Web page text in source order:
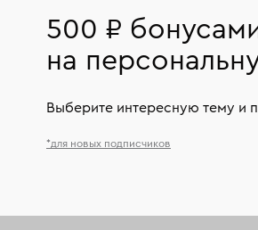
500 ₽
на
Выберите интересную тему и
*для новых подписчиков